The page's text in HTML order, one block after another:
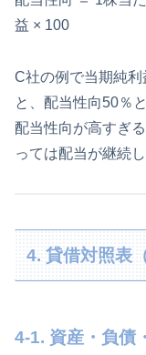
益 × 100
C社の例で当期純
と、配当性向50％
配当性向が高すぎ
っては配当が継続
4. 貸借対照表
4-1. 資産・負債